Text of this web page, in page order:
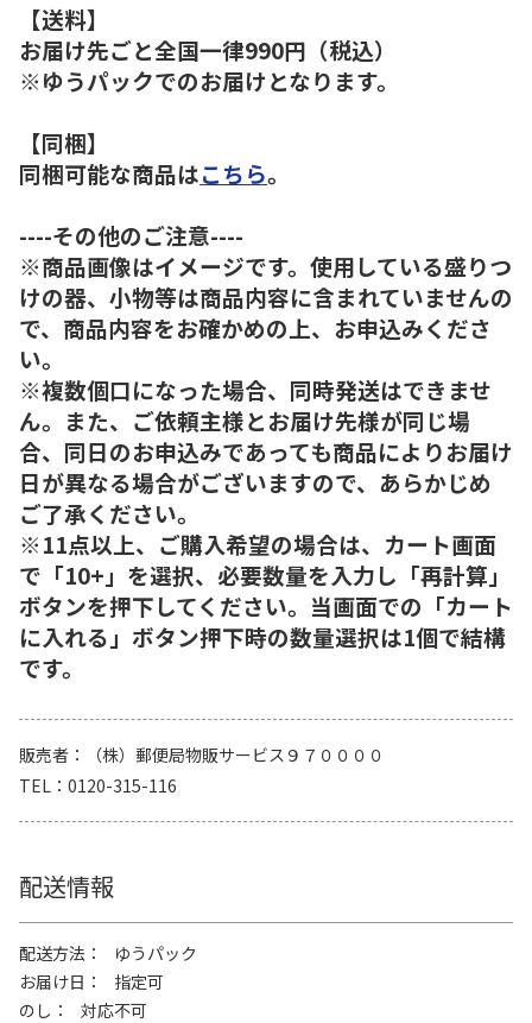
【送料】
お届け先ごと全国一律990円（税込）
※ゆうパックでのお届けとなります。
【同梱】
同梱可能な商品はこちら。
----その他のご注意----
※商品画像はイメージです。使用している盛りつ
けの器、小物等は商品内容に含まれていませんの
で、商品内容をお確かめの上、お申込みくださ
い。
※複数個口になった場合、同時発送はできませ
ん。また、ご依頼主様とお届け先様が同じ場
合、同日のお申込みであっても商品によりお届け
日が異なる場合がございますので、あらかじめ
ご了承ください。
※11点以上、ご購入希望の場合は、カート画面
で「10+」を選択、必要数量を入力し「再計算」
ボタンを押下してください。当画面での「カート
に入れる」ボタン押下時の数量選択は1個で結構
です。
販売者
（株）郵便局物販サービス９７００００
TEL
0120-315-116
配送情報
配送方法
ゆうパック
お届け日
指定可
のし
対応不可